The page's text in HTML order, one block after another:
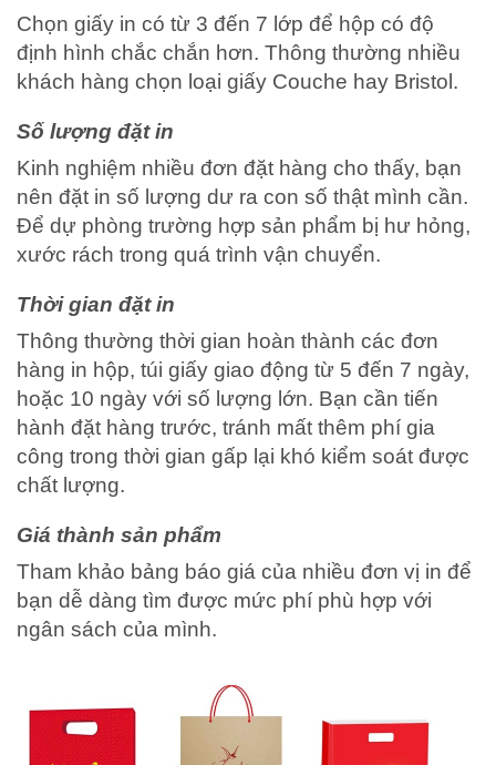
Chọn giấy in có từ 3 đến 7 lớp để hộp có độ
định hình chắc chắn hơn. Thông thường nhiều
khách hàng chọn loại giấy Couche hay Bristol.
Số lượng đặt in
Kinh nghiệm nhiều đơn đặt hàng cho thấy, bạn
nên đặt in số lượng dư ra con số thật mình cần.
Để dự phòng trường hợp sản phẩm bị hư hỏng,
xước rách trong quá trình vận chuyển.
Thời gian đặt in
Thông thường thời gian hoàn thành các đơn
hàng in hộp, túi giấy giao động từ 5 đến 7 ngày,
hoặc 10 ngày với số lượng lớn. Bạn cần tiến
hành đặt hàng trước, tránh mất thêm phí gia
công trong thời gian gấp lại khó kiểm soát được
chất lượng.
Giá thành sản phẩm
Tham khảo bảng báo giá của nhiều đơn vị in để
bạn dễ dàng tìm được mức phí phù hợp với
ngân sách của mình.